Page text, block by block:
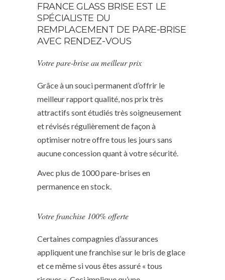
FRANCE GLASS BRISE EST LE
SPÉCIALISTE DU
REMPLACEMENT DE PARE-BRISE
AVEC RENDEZ-VOUS
Votre pare-brise au meilleur prix
Grâce à un souci permanent d’offrir le
meilleur rapport qualité, nos prix très
attractifs sont étudiés très soigneusement
et révisés régulièrement de façon à
optimiser notre offre tous les jours sans
aucune concession quant à votre sécurité.
Avec plus de 1000 pare-brises en
permanence en stock.
Votre franchise 100% offerte
Certaines compagnies d’assurances
appliquent une franchise sur le bris de glace
et ce même si vous êtes assuré « tous